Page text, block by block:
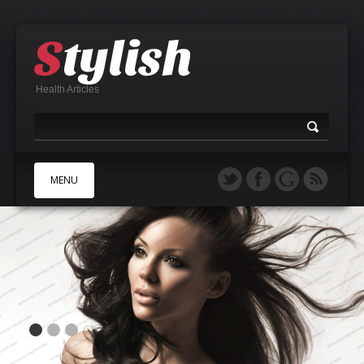
Health Articles
MENU
B
E
F